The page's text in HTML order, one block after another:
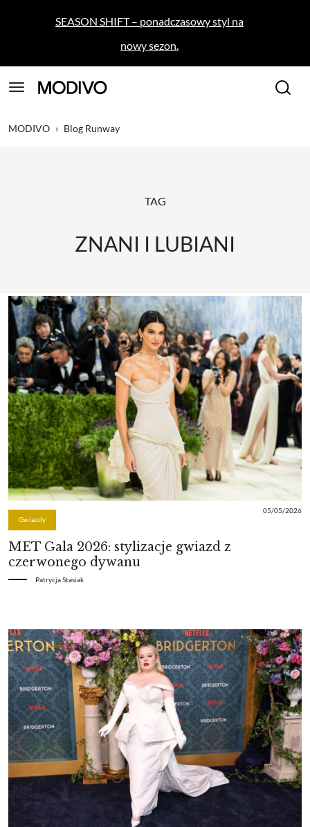
SEASON SHIFT – ponadczasowy styl na
nowy sezon.
MODIVO › Blog Runway
TAG
ZNANI I LUBIANI
Gwiazdy
05/05/2026
MET Gala 2026: stylizacje gwiazd z
czerwonego dywanu
Patrycja Stasiak